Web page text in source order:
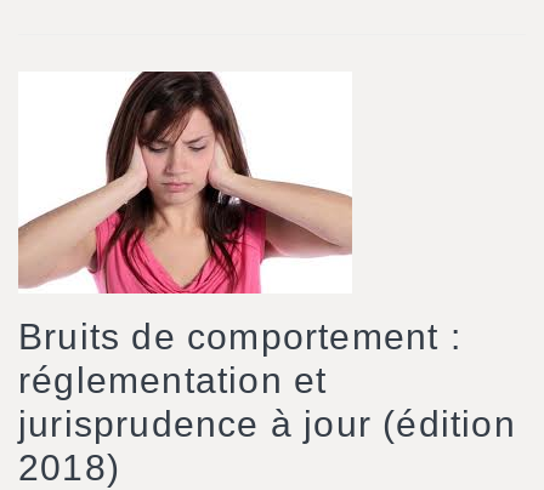
Bruits de comportement :
réglementation et
jurisprudence à jour (édition
2018)